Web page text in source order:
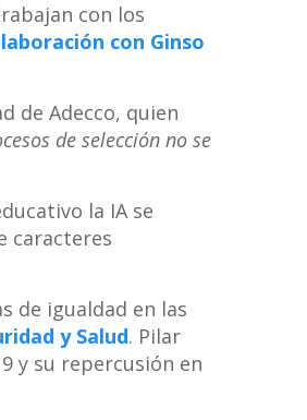
con los
con Ginso
de Adecco, quien
de selección no se
la IA se
caracteres
de igualdad en las
y Salud. Pilar
y su repercusión en